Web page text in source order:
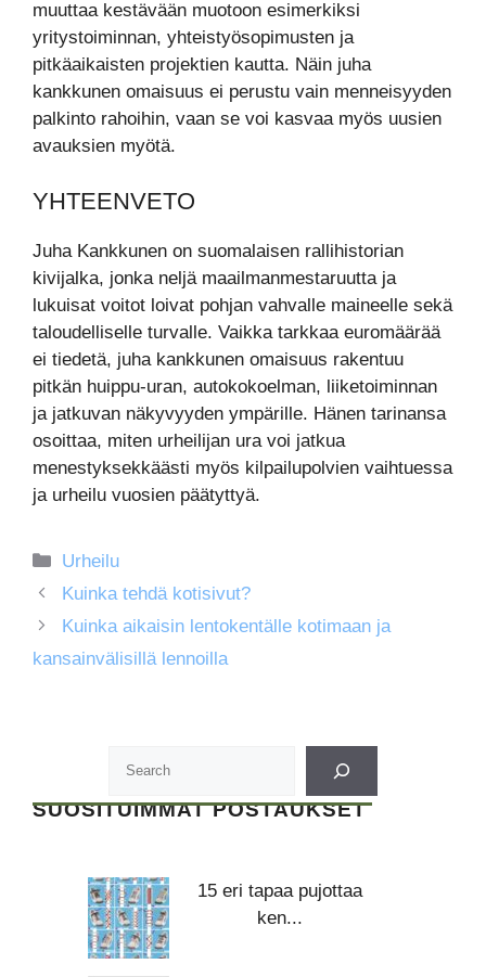
muuttaa kestävään muotoon esimerkiksi
yritystoiminnan, yhteistyösopimusten ja
pitkäaikaisten projektien kautta. Näin juha
kankkunen omaisuus ei perustu vain menneisyyden
palkinto rahoihin, vaan se voi kasvaa myös uusien
avauksien myötä.
YHTEENVETO
Juha Kankkunen on suomalaisen rallihistorian
kivijalka, jonka neljä maailmanmestaruutta ja
lukuisat voitot loivat pohjan vahvalle maineelle sekä
taloudelliselle turvalle. Vaikka tarkkaa euromäärää
ei tiedetä, juha kankkunen omaisuus rakentuu
pitkän huippu-uran, autokokoelman, liiketoiminnan
ja jatkuvan näkyvyyden ympärille. Hänen tarinansa
osoittaa, miten urheilijan ura voi jatkua
menestyksekkäästi myös kilpailupolvien vaihtuessa
ja urheilu vuosien päätyttyä.
Kategoriat
Urheilu
Kuinka tehdä kotisivut?
Kuinka aikaisin lentokentälle kotimaan ja
kansainvälisillä lennoilla
SUOSITUIMMAT POSTAUKSET
15 eri tapaa pujottaa
ken...